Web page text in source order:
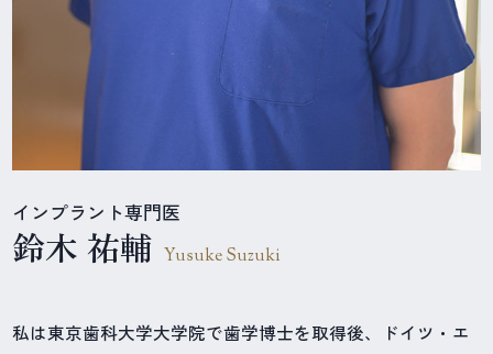
インプラント専門医
鈴木 祐輔 Yusuke Suzuki
私は東京歯科大学大学院で歯学博士を取得後、ドイツ・エ